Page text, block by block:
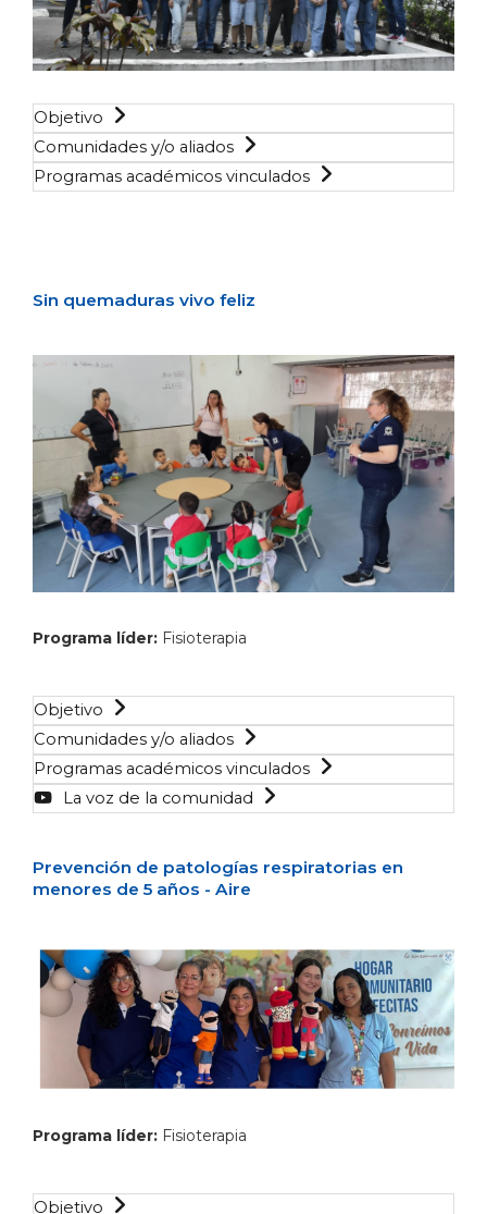
Objetivo
Comunidades y/o aliados
Programas académicos vinculados
Sin quemaduras vivo feliz
Programa líder: Fisioterapia
Objetivo
Comunidades y/o aliados
Programas académicos vinculados
La voz de la comunidad
Prevención de patologías respiratorias en
menores de 5 años - Aire
Programa líder: Fisioterapia
Objetivo